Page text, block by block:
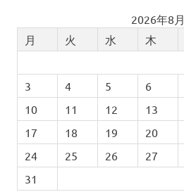
2026年8月
月
火 水 木
3
4 5 6
10
11 12 13
17
18 19 20
24
25 26 27
31